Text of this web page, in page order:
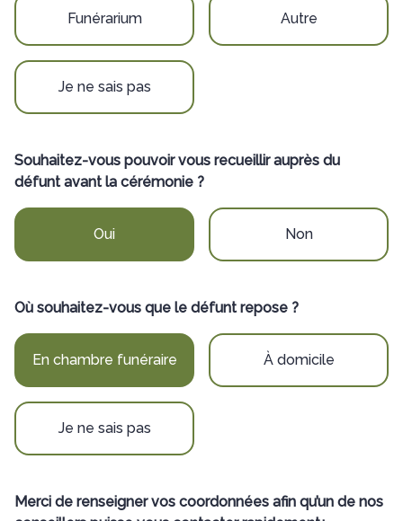
Funérarium Autre
Je ne sais pas
Souhaitez-vous pouvoir vous recueillir auprès du
défunt avant la cérémonie ?
Oui Non
Où souhaitez-vous que le défunt repose ?
En chambre funéraire À domicile
Je ne sais pas
Merci de renseigner vos coordonnées afin qu’un de nos